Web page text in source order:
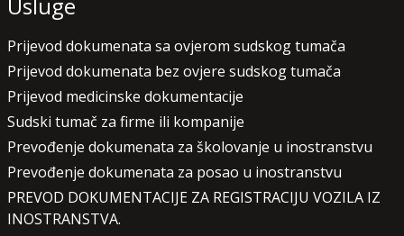
Prijevod dokumenata sa ovjerom sudskog tumača
Prijevod dokumenata bez ovjere sudskog tumača
Prijevod medicinske dokumentacije
Sudski tumač za firme ili kompanije
Prevođenje dokumenata za školovanje u inostranstvu
Prevođenje dokumenata za posao u inostranstvu
PREVOD DOKUMENTACIJE ZA REGISTRACIJU VOZILA IZ
INOSTRANSTVA.